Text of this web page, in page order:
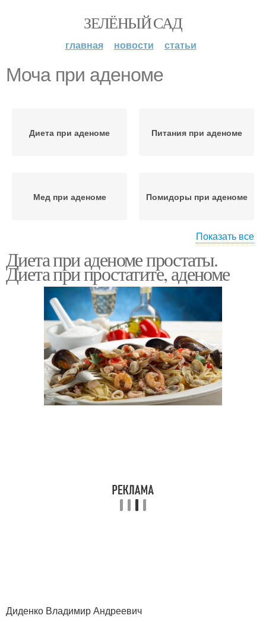
ЗЕЛЁНЫЙ САД
главная новости статьи
Моча при аденоме
Диета при аденоме Питания при аденоме
Мед при аденоме Помидоры при аденоме
Бананы при аденоме
аденома
Продукты при аденоме Яблоки при аденоме
Показать все
Диета при аденоме простаты.
Диета при простатите, аденоме
Диденко Владимир Андреевич